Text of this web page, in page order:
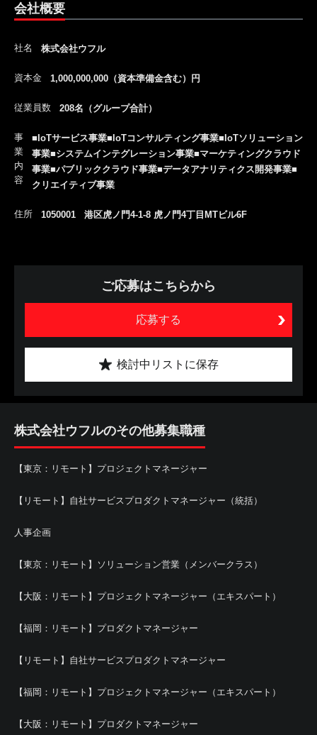
会社概要
社名 株式会社ウフル
資本金 1,000,000,000（資本準備金含む）円
従業員数 208名（グループ合計）
事
業
内
容
■IoTサービス事業■IoTコンサルティング事業■IoTソリューション
事業■システムインテグレーション事業■マーケティングクラウド
事業■パブリッククラウド事業■データアナリティクス開発事業■
クリエイティブ事業
住所 1050001 港区虎ノ門4-1-8 虎ノ門4丁目MTビル6F
ご応募はこちらから
応募する
検討中リストに保存
株式会社ウフルのその他募集職種
【東京：リモート】プロジェクトマネージャー
【リモート】自社サービスプロダクトマネージャー（統括）
人事企画
【東京：リモート】ソリューション営業（メンバークラス）
【大阪：リモート】プロジェクトマネージャー（エキスパート）
【福岡：リモート】プロダクトマネージャー
【リモート】自社サービスプロダクトマネージャー
【福岡：リモート】プロジェクトマネージャー（エキスパート）
【大阪：リモート】プロダクトマネージャー